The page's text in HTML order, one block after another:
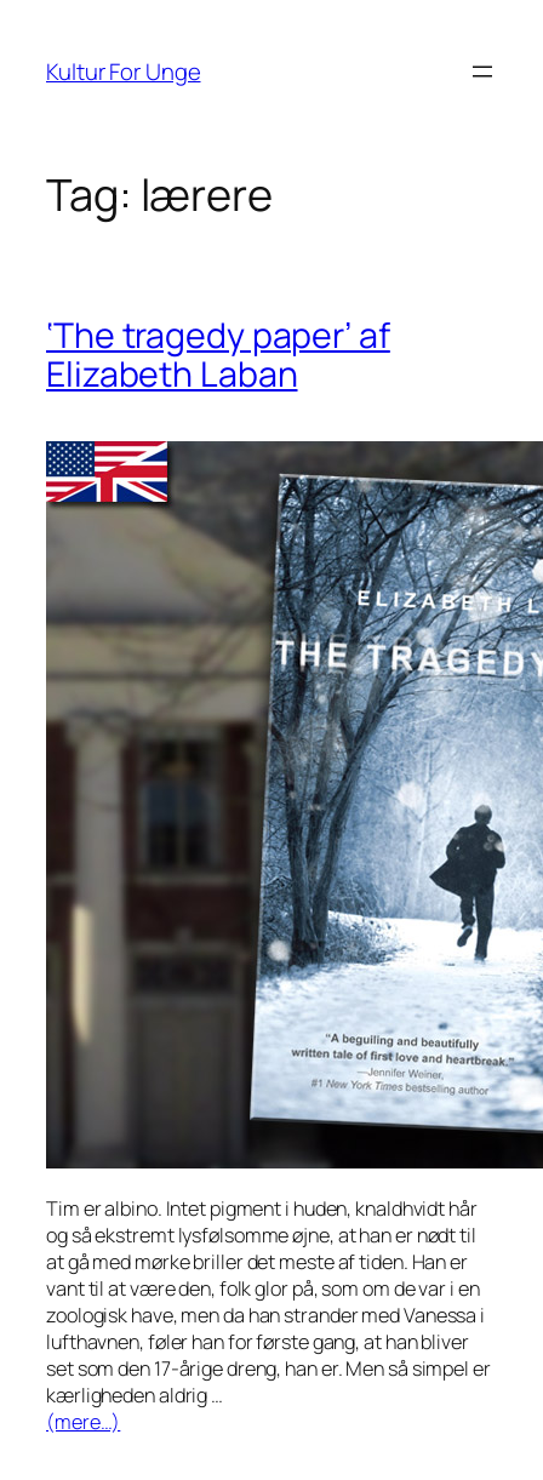
indhold
Kultur For Unge
Tag: lærere
‘The tragedy paper’ af
Elizabeth Laban
Tim er albino. Intet pigment i huden, knaldhvidt hår
og så ekstremt lysfølsomme øjne, at han er nødt til
at gå med mørke briller det meste af tiden. Han er
vant til at være den, folk glor på, som om de var i en
zoologisk have, men da han strander med Vanessa i
lufthavnen, føler han for første gang, at han bliver
set som den 17-årige dreng, han er. Men så simpel er
kærligheden aldrig …
(mere…)